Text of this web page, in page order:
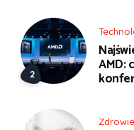
AMD: